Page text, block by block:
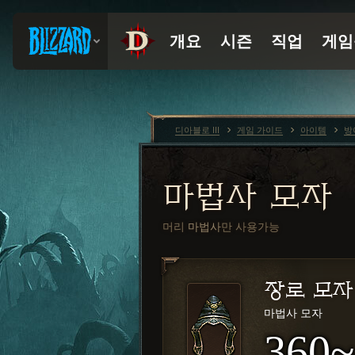
마법사 모자
머리 마법사만 사용가능
장로 모자
마법사 모자
디아블로 III 게임 가이드 아이템 방